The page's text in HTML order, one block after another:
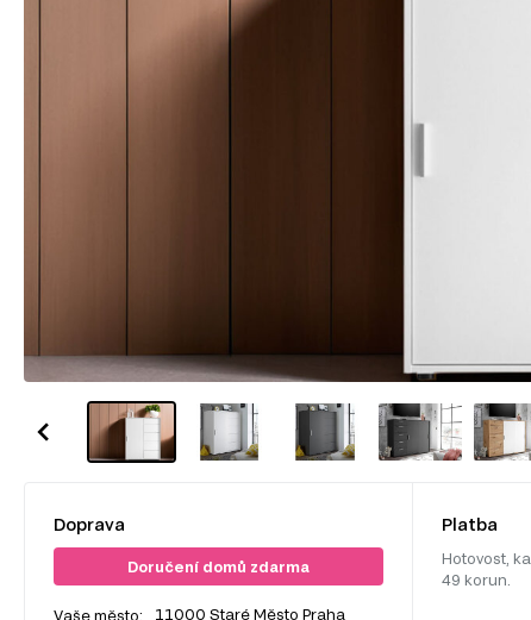
Doprava
Doručení domů zdarma
Vaše město:
11000 Staré Město Praha
Platba
Hotovost,
49 korun.